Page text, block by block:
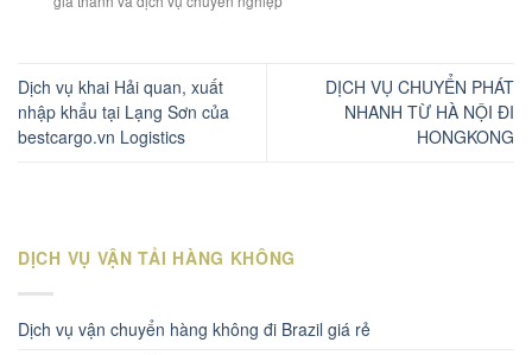
Dịch vụ khai Hải quan, xuất
nhập khẩu tại Lạng Sơn của
bestcargo.vn Logistics
DỊCH VỤ CHUYỂN PHÁT
NHANH TỪ HÀ NỘI ĐI
HONGKONG
DỊCH VỤ VẬN TẢI HÀNG KHÔNG
Dịch vụ vận chuyển hàng không đi Brazil giá rẻ